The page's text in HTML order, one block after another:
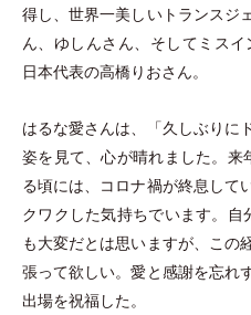
得し、世界一美しいトランスジ
ん、ゆしんさん、そしてミス
日本代表の高橋りおさん。
はるな愛さんは、 「久しぶりに
姿を見て、心が晴れました。
る頃には、コロナ禍が終息して
クワクした気持ちでいます。
も大変だとは思いますが、この
張って欲しい。愛と感謝を忘れ
出場を祝福した。